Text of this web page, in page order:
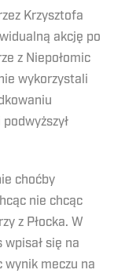
Krzysztofa
akcję po
z Niepołomic
wykorzystali
choćby
nie chcąc
z Płocka. W
się na
meczu na